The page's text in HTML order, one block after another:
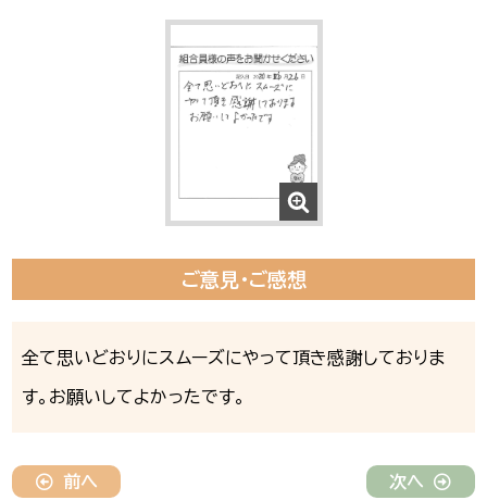
ご意見・ご感想
全て思いどおりにスムーズにやって頂き感謝しておりま
す。お願いしてよかったです。
前へ 次へ